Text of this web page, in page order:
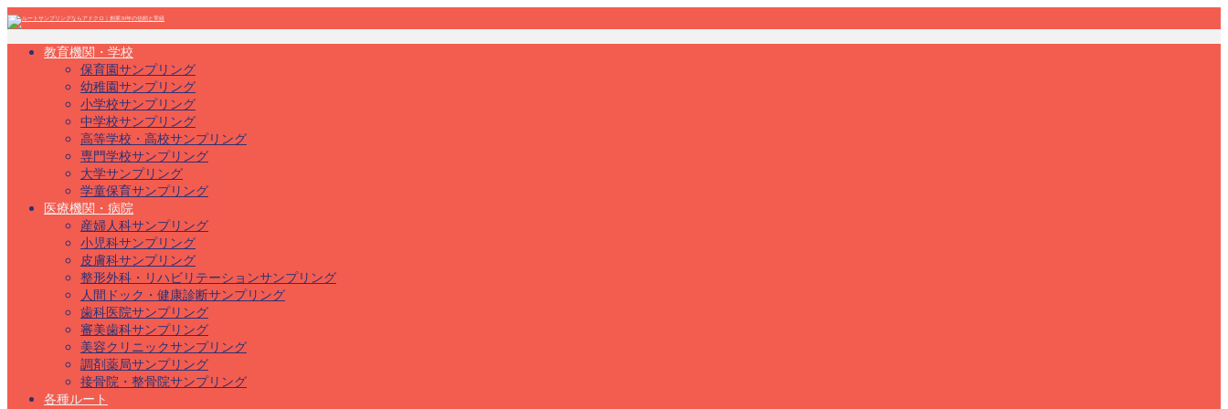
教育機関・学校
保育園サンプリング
幼稚園サンプリング
小学校サンプリング
中学校サンプリング
高等学校・高校サンプリング
専門学校サンプリング
大学サンプリング
学童保育サンプリング
医療機関・病院
産婦人科サンプリング
小児科サンプリング
皮膚科サンプリング
整形外科・リハビリテーションサンプリング
人間ドック・健康診断サンプリング
歯科医院サンプリング
審美歯科サンプリング
美容クリニックサンプリング
調剤薬局サンプリング
接骨院・整骨院サンプリング
各種ルート